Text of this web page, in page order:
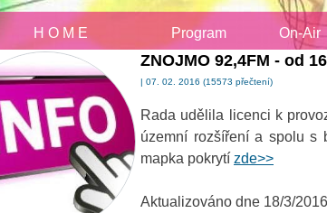
H O M E Program On-Air
ZNOJMO 92,4FM - od
| 07. 02. 2016 (15573 přečtení)
Rada udělila licenci k
územní rozšíření a spolu s
mapka pokrytí zde>>
Aktualizováno dne 18/3/2016